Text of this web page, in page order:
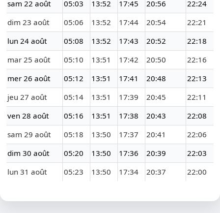
sam 22 août
05:03 13:52 17:45 20:56
22:24
dim 23 août
05:06 13:52 17:44 20:54
22:21
lun 24 août
05:08 13:52 17:43 20:52
22:18
mar 25 août
05:10 13:51 17:42 20:50
22:16
mer 26 août
05:12 13:51 17:41 20:48
22:13
jeu 27 août
05:14 13:51 17:39 20:45
22:11
ven 28 août
05:16 13:51 17:38 20:43
22:08
sam 29 août
05:18 13:50 17:37 20:41
22:06
dim 30 août
05:20 13:50 17:36 20:39
22:03
lun 31 août
05:23 13:50 17:34 20:37 22:00